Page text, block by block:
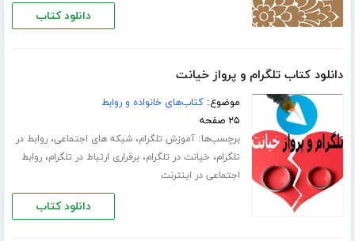
دانلود کتاب
دانلود کتاب تلگرام و پرواز خیانت
موضوع:کتاب‌های خانواده و روابط
۲۵ صفحه
برچسب‌ها:آموزش تلگرام،شبکه های اجتماعی،روابط در
تلگرام، خیانت در تلگرام،برقراری ارتباط در تلگرام،روابط
اجتماعی در اینترنت
دانلود کتاب